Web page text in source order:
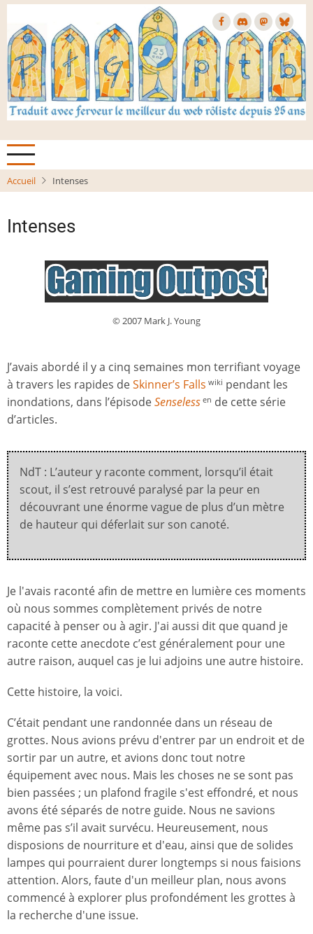
Aller
contenu
principal
Accueil Intenses
Intenses
© 2007 Mark J. Young
J’avais abordé il y a cinq semaines mon terrifiant voyage
à travers les rapides deSkinner’s Falls wiki pendant les
inondations, dans l’épisodeSenseless en de cette série
d’articles.
NdT : L’auteur y raconte comment, lorsqu’il était
scout, il s’est retrouvé paralysé par la peur en
découvrant une énorme vague de plus d’un mètre
de hauteur qui déferlait sur son canoté.
Je l'avais raconté afin de mettre en lumière ces moments
où nous sommes complètement privés de notre
capacité à penser ou à agir. J'ai aussi dit que quand je
raconte cette anecdote c’est généralement pour une
autre raison, auquel cas je lui adjoins une autre histoire.
Cette histoire, la voici.
C’était pendant une randonnée dans un réseau de
grottes. Nous avions prévu d'entrer par un endroit et de
sortir par un autre, et avions donc tout notre
équipement avec nous. Mais les choses ne se sont pas
bien passées ; un plafond fragile s'est effondré, et nous
avons été séparés de notre guide. Nous ne savions
même pas s’il avait survécu. Heureusement, nous
disposions de nourriture et d'eau, ainsi que de solides
lampes qui pourraient durer longtemps si nous faisions
attention. Alors, faute d'un meilleur plan, nous avons
commencé à explorer plus profondément les grottes à
la recherche d'une issue.